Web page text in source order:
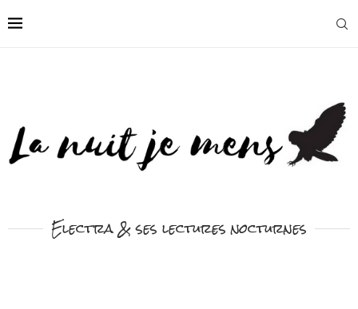
Electra & ses lectures nocturnes